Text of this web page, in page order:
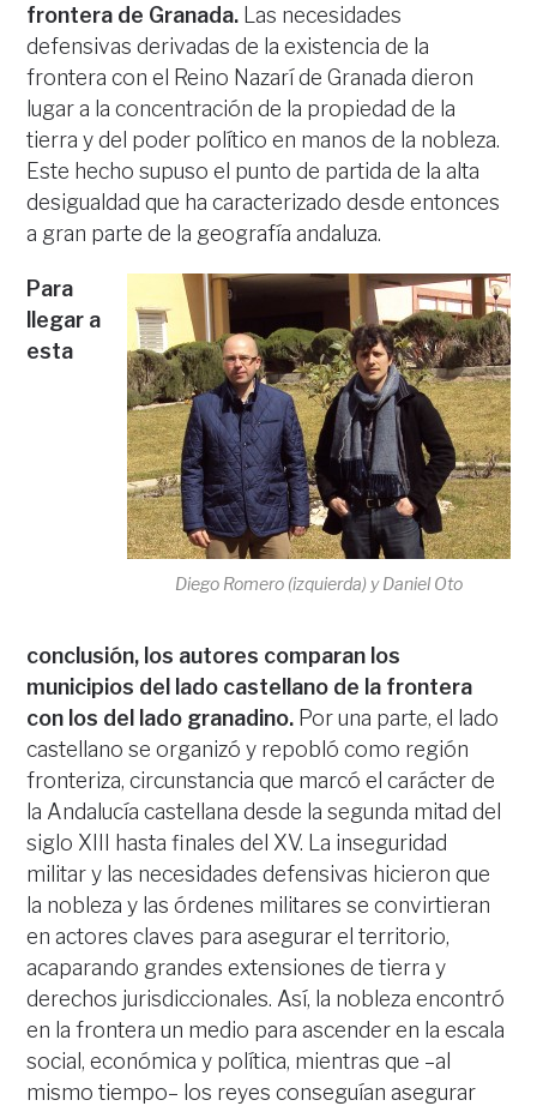
frontera de Granada. Las necesidades
defensivas derivadas de la existencia de la
frontera con el Reino Nazarí de Granada dieron
lugar a la concentración de la propiedad de la
tierra y del poder político en manos de la nobleza.
Este hecho supuso el punto de partida de la alta
desigualdad que ha caracterizado desde entonces
a gran parte de la geografía andaluza.
Diego Romero (izquierda) y Daniel Oto
Para
llegar a
esta
conclusión, los autores comparan los
municipios del lado castellano de la frontera
con los del lado granadino. Por una parte, el lado
castellano se organizó y repobló como región
fronteriza, circunstancia que marcó el carácter de
la Andalucía castellana desde la segunda mitad del
siglo XIII hasta finales del XV. La inseguridad
militar y las necesidades defensivas hicieron que
la nobleza y las órdenes militares se convirtieran
en actores claves para asegurar el territorio,
acaparando grandes extensiones de tierra y
derechos jurisdiccionales. Así, la nobleza encontró
en la frontera un medio para ascender en la escala
social, económica y política, mientras que –al
mismo tiempo– los reyes conseguían asegurar